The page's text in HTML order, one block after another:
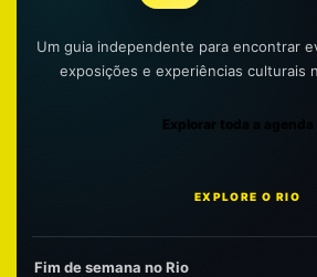
Um guia independente para encontrar
exposições e experiências culturais
Explorar toda a agenda
EXPLORE O RIO
Fim de semana no Rio